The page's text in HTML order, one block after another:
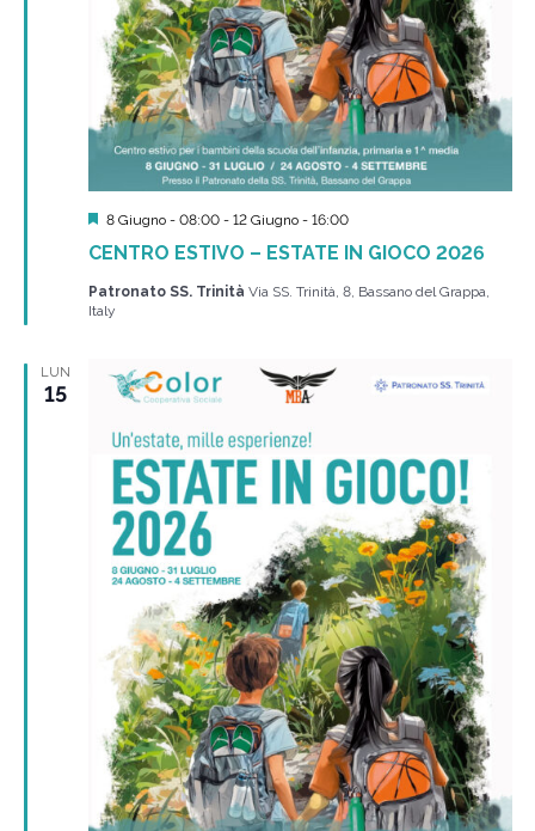
CENTRO ESTIVO – ESTATE IN GIOCO 2026
Segnalati
8 Giugno - 08:00- 12 Giugno - 16:00
Patronato SS. Trinità Via SS. Trinità, 8, Bassano del Grappa,
Italy
LUN
15